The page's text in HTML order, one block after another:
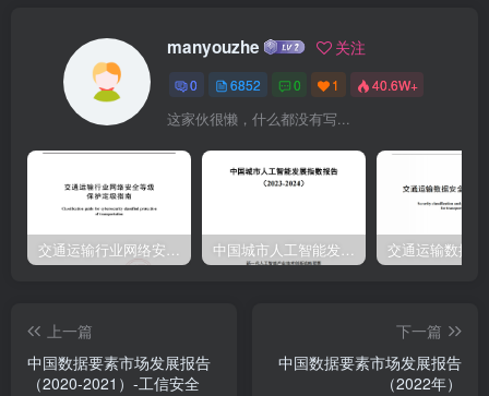
manyouzhe 关注
0 6852 0 1 40.6W+
这家伙很懒，什么都没有写...
上一篇
中国数据要素市场发展报告
（2020-2021）-工信安全
下一篇
中国数据要素市场发展报告
（2022年）